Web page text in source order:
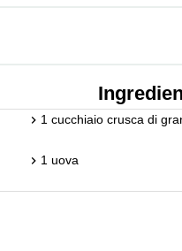
1 cucchiaio crusca di
1 uova